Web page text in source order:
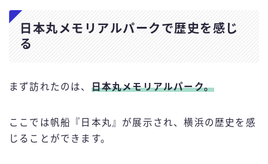
日本丸メモリアルパークで歴史を感じ
る
まず訪れたのは、 日本丸メモリアルパーク。
ここでは帆船『日本丸』が展示され、横浜の歴史を感
じることができます。